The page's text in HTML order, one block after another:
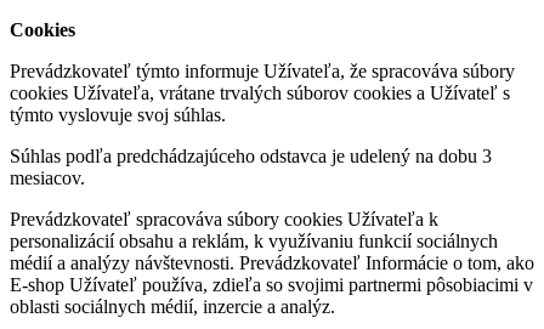
Cookies
Prevádzkovateľ týmto informuje Užívateľa, že spracováva súbory
cookies Užívateľa, vrátane trvalých súborov cookies a Užívateľ s
týmto vyslovuje svoj súhlas.
Súhlas podľa predchádzajúceho odstavca je udelený na dobu 3
mesiacov.
Prevádzkovateľ spracováva súbory cookies Užívateľa k
personalizácií obsahu a reklám, k využívaniu funkcií sociálnych
médií a analýzy návštevnosti. Prevádzkovateľ Informácie o tom, ako
E-shop Užívateľ používa, zdieľa so svojimi partnermi pôsobiacimi v
oblasti sociálnych médií, inzercie a analýz.